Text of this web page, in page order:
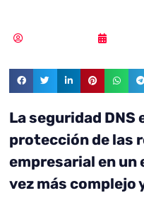
La seguridad DNS
protección de las
empresarial en
vez más complejo